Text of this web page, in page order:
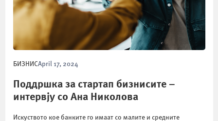
БИЗНИСApril 17, 2024
Поддршка за стартап бизнисите –
интервју со Ана Николова
Искуството кое банките го имаат со малите и средните